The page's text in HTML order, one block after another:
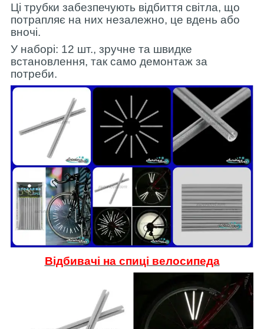
Ці трубки забезпечують відбиття світла, що
потрапляє на них незалежно, це вдень або
вночі.
У наборі: 12 шт., зручне та швидке
встановлення, так само демонтаж за
потреби.
Відбивачі на спиці велосипеда